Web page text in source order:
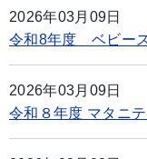
2026年03月09日
令和8年度 ベビー
2026年03月09日
令和８年度 マタニ